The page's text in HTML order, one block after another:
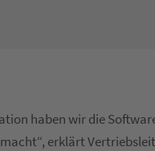
haben wir die
erklärt